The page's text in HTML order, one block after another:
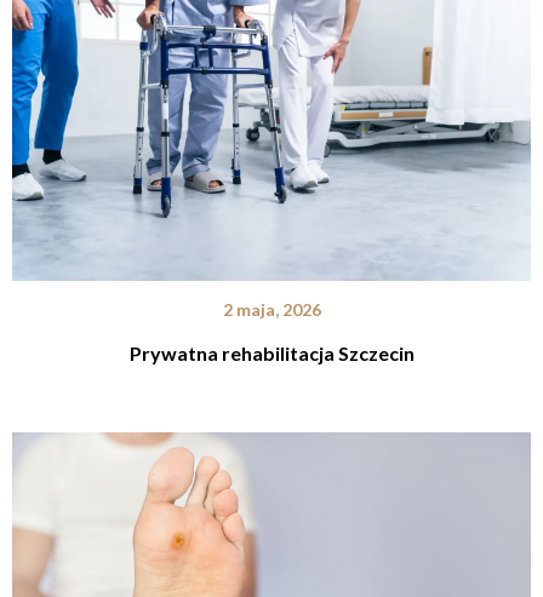
2 maja, 2026
Prywatna rehabilitacja Szczecin